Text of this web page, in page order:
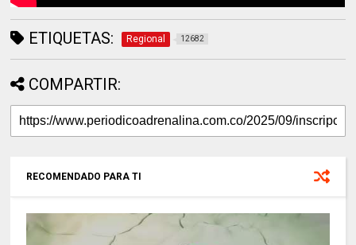
ETIQUETAS: Regional 12682
COMPARTIR:
RECOMENDADO PARA TI